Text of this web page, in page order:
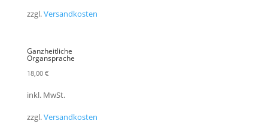
zzgl.Versandkosten
Ganzheitliche
Organsprache
18,00 €
inkl. MwSt.
zzgl.Versandkosten